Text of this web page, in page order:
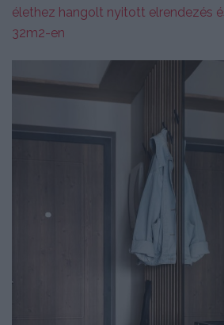
élethez hangolt nyitott elrendezés
32m2-en